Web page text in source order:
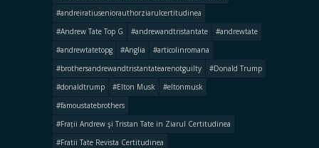
#andreiratiuseniorauthorziarulcertitudinea
#Andrew Tate Top G
#andrewandtristantate
#andrewtate
#andrewtatetopg
#Anglia
#articolinromana
#brothersandrewandtristantatearenotguilty
#Donald Trump
#donaldtrump
#Elton Musk
#eltonmusk
#famoustatebrothers
#Frații Andrew şi Tristan Tate in Ziarul Certitudinea
#Fratii Tate Revista Certitudinea